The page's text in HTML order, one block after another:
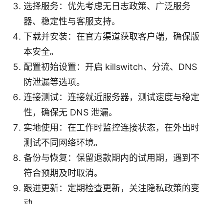
选择服务：优先考虑无日志政策、广泛服务
器、稳定性与客服支持。
下载并安装：在官方渠道获取客户端，确保版
本安全。
配置初始设置：开启 killswitch、分流、DNS
防泄漏等选项。
连接测试：连接就近服务器，测试速度与稳定
性，确保无 DNS 泄漏。
实地使用：在工作时监控连接状态，在外出时
测试不同网络环境。
备份与恢复：保留退款期内的试用期，遇到不
符合预期及时取消。
跟进更新：定期检查更新，关注隐私政策的变